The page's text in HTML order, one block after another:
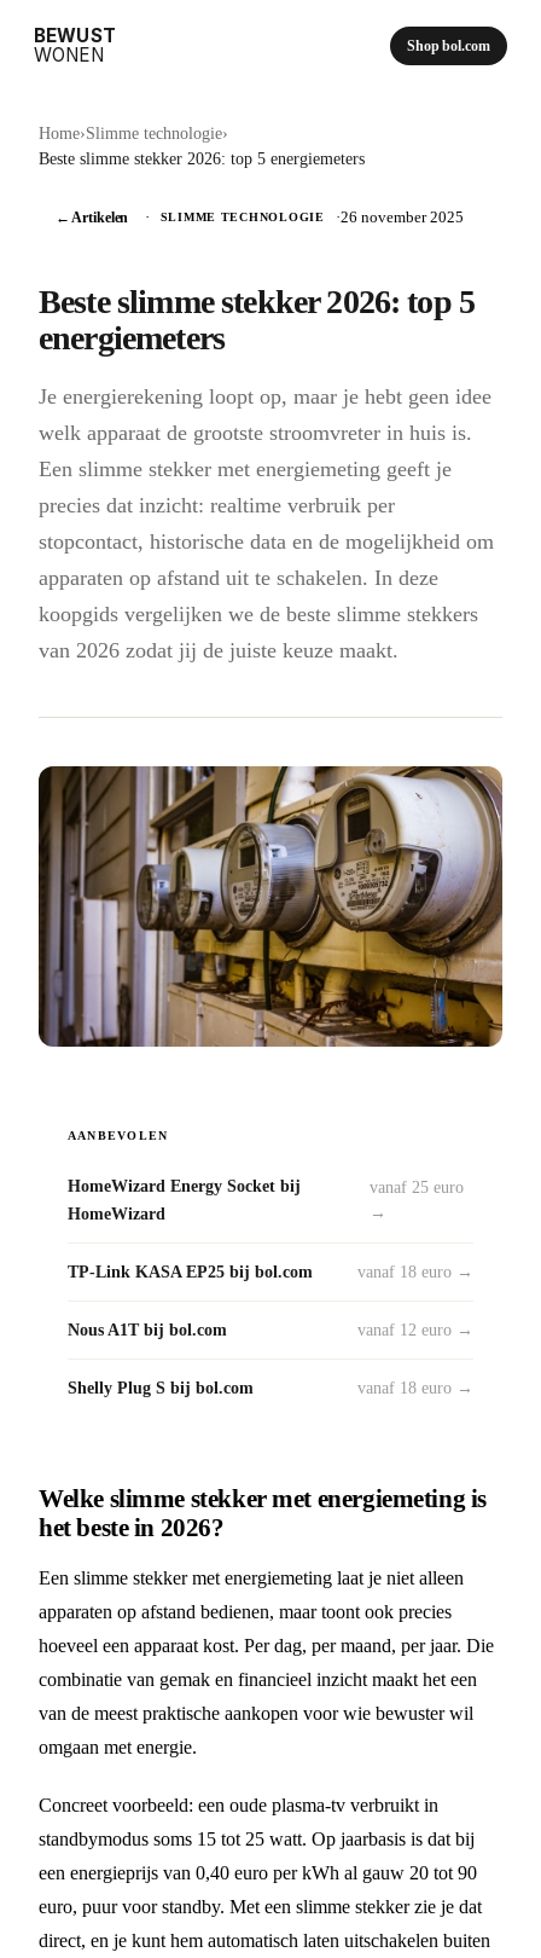
BEWUST
WONEN
Shop bol.com
Home›Slimme technologie›
Beste slimme stekker 2026: top 5 energiemeters
← Artikelen · SLIMME TECHNOLOGIE ·26 november 2025
Beste slimme stekker 2026: top 5
energiemeters
Je energierekening loopt op, maar je hebt geen idee
welk apparaat de grootste stroomvreter in huis is.
Een slimme stekker met energiemeting geeft je
precies dat inzicht: realtime verbruik per
stopcontact, historische data en de mogelijkheid om
apparaten op afstand uit te schakelen. In deze
koopgids vergelijken we de beste slimme stekkers
van 2026 zodat jij de juiste keuze maakt.
AANBEVOLEN
HomeWizard Energy Socket bij
HomeWizard
vanaf 25 euro
→
TP-Link KASA EP25 bij bol.com vanaf 18 euro →
Nous A1T bij bol.com vanaf 12 euro →
Shelly Plug S bij bol.com vanaf 18 euro →
Welke slimme stekker met energiemeting is
het beste in 2026?
Een slimme stekker met energiemeting laat je niet alleen
apparaten op afstand bedienen, maar toont ook precies
hoeveel een apparaat kost. Per dag, per maand, per jaar. Die
combinatie van gemak en financieel inzicht maakt het een
van de meest praktische aankopen voor wie bewuster wil
omgaan met energie.
Concreet voorbeeld: een oude plasma-tv verbruikt in
standbymodus soms 15 tot 25 watt. Op jaarbasis is dat bij
een energieprijs van 0,40 euro per kWh al gauw 20 tot 90
euro, puur voor standby. Met een slimme stekker zie je dat
direct, en je kunt hem automatisch laten uitschakelen buiten